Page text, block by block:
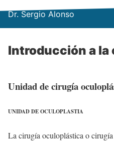
Dr. Sergio Alonso
Introducción a
Unidad de cirugía
UNIDAD DE OCULOPLASTIA
La cirugía oculoplástica o